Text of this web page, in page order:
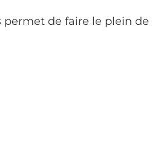
permet de faire le plein